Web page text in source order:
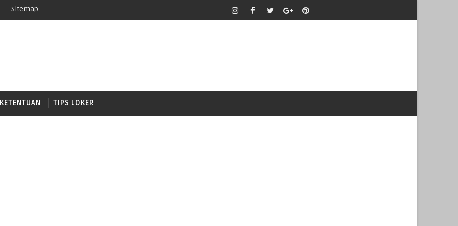
Sitemap
KETENTUAN TIPS LOKER